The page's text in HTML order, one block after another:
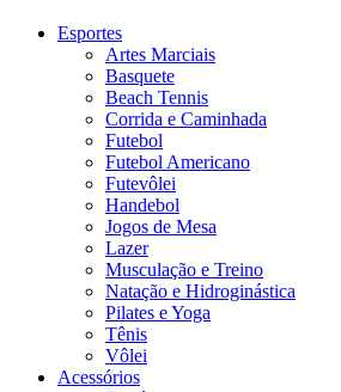
Esportes
Artes Marciais
Basquete
Beach Tennis
Corrida e Caminhada
Futebol
Futebol Americano
Futevôlei
Handebol
Jogos de Mesa
Lazer
Musculação e Treino
Natação e Hidroginástica
Pilates e Yoga
Tênis
Vôlei
Acessórios